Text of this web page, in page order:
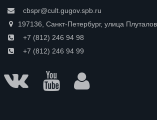
cbspr@cult.gugov.spb.ru
197136, Санкт-Петербург, улица
+7 (812) 246 94 98
+7 (812) 246 94 99